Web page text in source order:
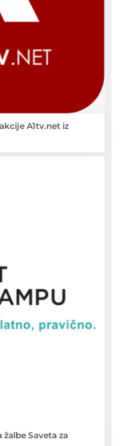
A1tv.net iz
Saveta za